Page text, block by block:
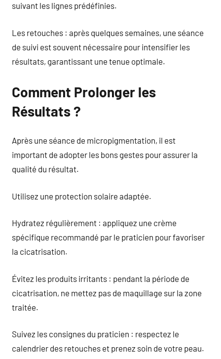
suivant les lignes prédéfinies.
Les retouches : après quelques semaines, une séance
de suivi est souvent nécessaire pour intensifier les
résultats, garantissant une tenue optimale.
Comment Prolonger les
Résultats ?
Après une séance de micropigmentation, il est
important de adopter les bons gestes pour assurer la
qualité du résultat.
Utilisez une protection solaire adaptée.
Hydratez régulièrement : appliquez une crème
spécifique recommandé par le praticien pour favoriser
la cicatrisation.
Évitez les produits irritants : pendant la période de
cicatrisation, ne mettez pas de maquillage sur la zone
traitée.
Suivez les consignes du praticien : respectez le
calendrier des retouches et prenez soin de votre peau.